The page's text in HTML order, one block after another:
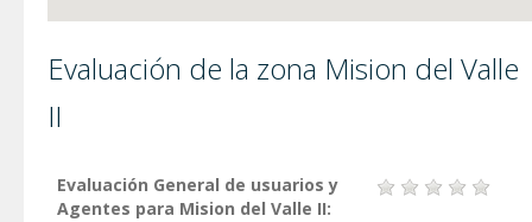
Evaluación de la zona Mision del Valle
II
Evaluación General de usuarios y
Agentes para Mision del Valle II: